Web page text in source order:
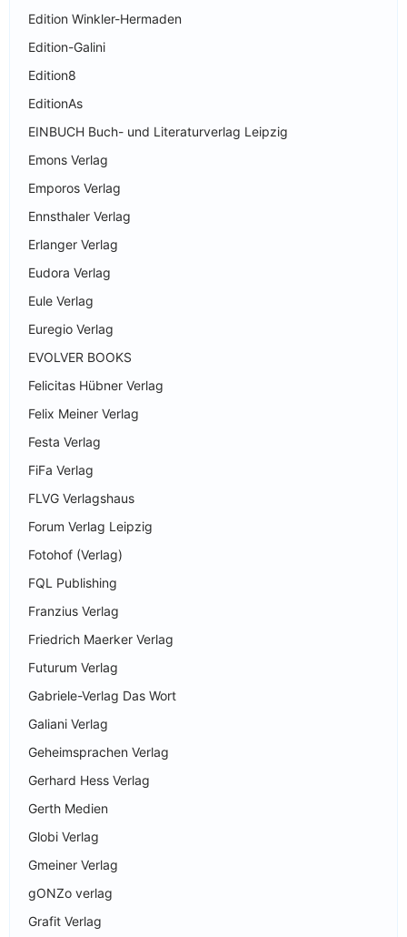
Edition Winkler-Hermaden
Edition-Galini
Edition8
EditionAs
EINBUCH Buch- und Literaturverlag Leipzig
Emons Verlag
Emporos Verlag
Ennsthaler Verlag
Erlanger Verlag
Eudora Verlag
Eule Verlag
Euregio Verlag
EVOLVER BOOKS
Felicitas Hübner Verlag
Felix Meiner Verlag
Festa Verlag
FiFa Verlag
FLVG Verlagshaus
Forum Verlag Leipzig
Fotohof (Verlag)
FQL Publishing
Franzius Verlag
Friedrich Maerker Verlag
Futurum Verlag
Gabriele-Verlag Das Wort
Galiani Verlag
Geheimsprachen Verlag
Gerhard Hess Verlag
Gerth Medien
Globi Verlag
Gmeiner Verlag
gONZo verlag
Grafit Verlag